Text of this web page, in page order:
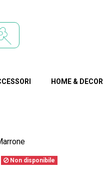
HOME & DECOR
Non disponibile